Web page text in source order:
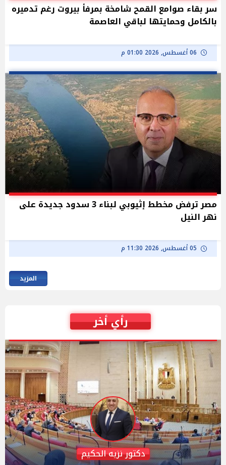
سر بقاء صوامع القمح شامخة بمرفأ بيروت رغم تدميره
بالكامل وحمايتها لباقي العاصمة
06 أغسطس, 2026 01:00 م
مصر ترفض مخطط إثيوبي لبناء 3 سدود جديدة على
نهر النيل
05 أغسطس, 2026 11:30 م
المزيد
رأي أخر
دكتور نزيه الحكيم